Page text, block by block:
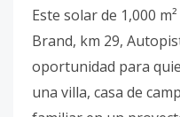
Este solar de 1,000
Brand, km 29,
oportunidad para
una villa, casa de